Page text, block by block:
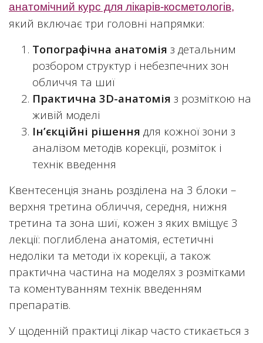
анатомічний курс для лікарів-косметологів,
який включає три головні напрямки:
Топографічна анатомія з детальним
розбором структур і небезпечних зон
обличчя та шиї
Практична 3D-анатомія з розміткою на
живій моделі
Ін’єкційні рішення для кожної зони з
аналізом методів корекції, розміток і
технік введення
Квентесенція знань розділена на 3 блоки –
верхня третина обличчя, середня, нижня
третина та зона шиї, кожен з яких вміщує 3
лекції: поглиблена анатомія, естетичні
недоліки та методи їх корекції, а також
практична частина на моделях з розмітками
та коментуванням технік введенням
препаратів.
У щоденній практиці лікар часто стикається з